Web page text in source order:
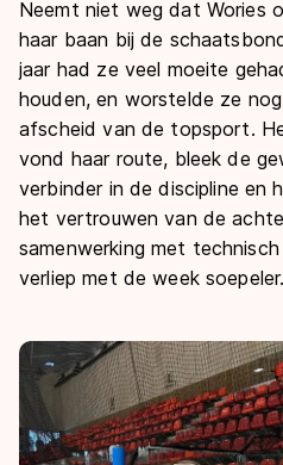
Neemt niet weg dat Wories
haar baan bij de
jaar had ze veel moeite
houden, en worstelde ze
afscheid van de topsport.
vond haar route, bleek de
verbinder in de discipline en
het vertrouwen van de
samenwerking met
verliep met de week soepeler.